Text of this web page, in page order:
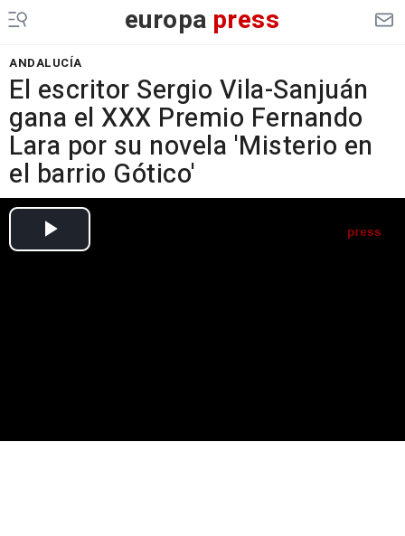
europa press
ANDALUCÍA
El escritor Sergio Vila-Sanjuán
gana el XXX Premio Fernando
Lara por su novela 'Misterio en
el barrio Gótico'